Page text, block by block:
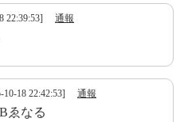
22:39:53] 通報
10-18 22:42:53] 通報
ゑなる